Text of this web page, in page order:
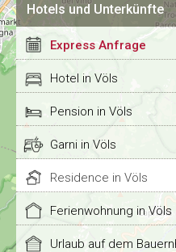
Hotels und Unterkünfte
Express Anfrage
Hotel in Völs
Pension in Völs
Garni in Völs
Residence in Völs
Ferienwohnung in Völs
Urlaub auf dem